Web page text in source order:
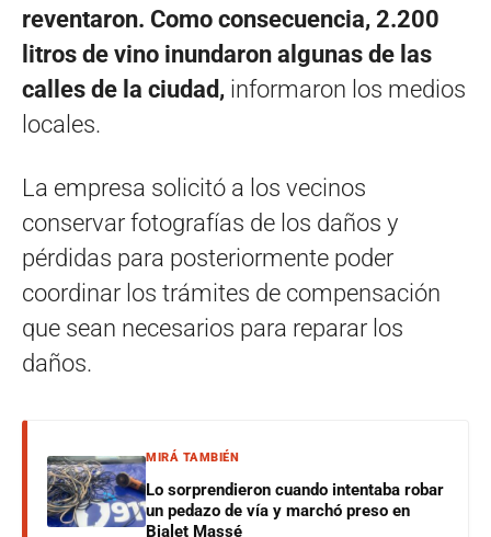
reventaron. Como consecuencia, 2.200
litros de vino inundaron algunas de las
calles de la ciudad, informaron los medios
locales.
La empresa solicitó a los vecinos
conservar fotografías de los daños y
pérdidas para posteriormente poder
coordinar los trámites de compensación
que sean necesarios para reparar los
daños.
MIRÁ TAMBIÉN
Lo sorprendieron cuando intentaba robar
un pedazo de vía y marchó preso en
Bialet Massé